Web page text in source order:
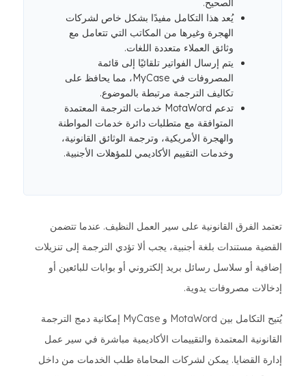
الصحيح.
يُعد هذا التكامل مفيدًا بشكل خاص لشركات
الهجرة وغيرها من المكاتب التي تتعامل مع
وثائق العملاء متعددة اللغات.
يتم إرسال الفواتير تلقائيًا إلى قائمة
المصروفات في MyCase، مما يحافظ على
تكاليف الترجمة مرتبطة بالموضوع.
تدعم MotaWord خدمات الترجمة المعتمدة
المتوافقة مع متطلبات دائرة خدمات المواطنة
والهجرة الأمريكية، وترجمة الوثائق القانونية،
وخدمات التقييم الأكاديمي للمؤهلات الأجنبية.
تعتمد الفرق القانونية على سير العمل النظيف. عندما تتضمن
القضية مستندات بلغة أجنبية، يجب ألا تؤدي الترجمة إلى تنزيلات
إضافية أو سلاسل رسائل بريد إلكتروني أو بوابات للبائعين أو
إدخالات مصروفات يدوية.
يُتيح التكامل بين MotaWord و MyCase إمكانية دمج الترجمة
القانونية المعتمدة والتقييمات الأكاديمية مباشرة في سير عمل
إدارة القضايا. يمكن لشركات المحاماة طلب الخدمات من داخل